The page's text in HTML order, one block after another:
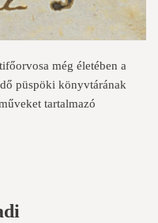
még életében a
püspöki könyvtárának
tartalmazó